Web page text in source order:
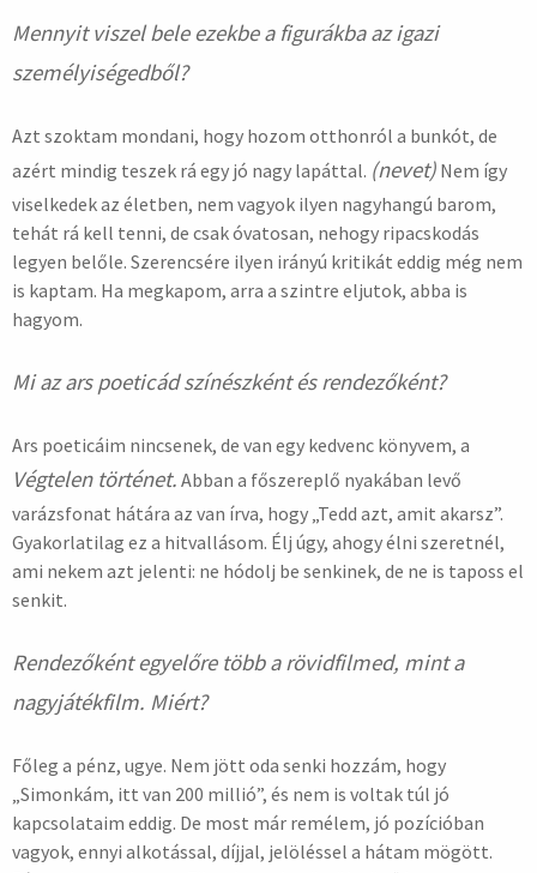
Mennyit viszel bele ezekbe a figurákba az igazi
személyiségedből?
Azt szoktam mondani, hogy hozom otthonról a bunkót, de
azért mindig teszek rá egy jó nagy lapáttal. (nevet) Nem így
viselkedek az életben, nem vagyok ilyen nagyhangú barom,
tehát rá kell tenni, de csak óvatosan, nehogy ripacskodás
legyen belőle. Szerencsére ilyen irányú kritikát eddig még nem
is kaptam. Ha megkapom, arra a szintre eljutok, abba is
hagyom.
Mi az ars poeticád színészként és rendezőként?
Ars poeticáim nincsenek, de van egy kedvenc könyvem, a
Végtelen történet. Abban a főszereplő nyakában levő
varázsfonat hátára az van írva, hogy „Tedd azt, amit akarsz”.
Gyakorlatilag ez a hitvallásom. Élj úgy, ahogy élni szeretnél,
ami nekem azt jelenti: ne hódolj be senkinek, de ne is taposs el
senkit.
Rendezőként egyelőre több a rövidfilmed, mint a
nagyjátékfilm. Miért?
Főleg a pénz, ugye. Nem jött oda senki hozzám, hogy
„Simonkám, itt van 200 millió”, és nem is voltak túl jó
kapcsolataim eddig. De most már remélem, jó pozícióban
vagyok, ennyi alkotással, díjjal, jelöléssel a hátam mögött.